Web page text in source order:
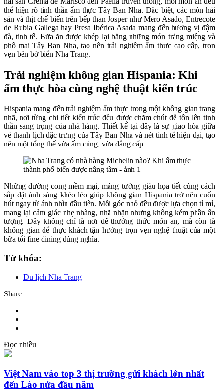
thể hiện rõ tinh thần ẩm thực Tây Ban Nha. Đặc biệt, các món hải
sản và thịt chế biến trên bếp than Josper như Mero Asado, Entrecote
de Rubia Gallega hay Presa Ibérica Asada mang đến hương vị đậm
đà, tinh tế. Bữa ăn được khép lại bằng những món tráng miệng và
phô mai Tây Ban Nha, tạo nên trải nghiệm ẩm thực cao cấp, trọn
vẹn bên bờ biển Nha Trang.
Trải nghiệm không gian Hispania: Khi
ẩm thực hòa cùng nghệ thuật kiến trúc
Hispania mang đến trải nghiệm ẩm thực trong một không gian trang
nhã, nơi từng chi tiết kiến trúc đều được chăm chút để tôn lên tinh
thần sang trọng của nhà hàng. Thiết kế tại đây là sự giao hòa giữa
vẻ thanh lịch đặc trưng của Tây Ban Nha và nét tinh tế hiện đại, tạo
nên một tổng thể vừa ấm cúng, vừa đẳng cấp.
Những đường cong mềm mại, mảng tường giàu họa tiết cùng cách
sắp đặt ánh sáng khéo léo giúp không gian Hispania trở nên cuốn
hút ngay từ ánh nhìn đầu tiên. Mỗi góc nhỏ đều được lựa chọn tỉ mỉ,
mang lại cảm giác nhẹ nhàng, nhã nhặn nhưng không kém phần ấn
tượng. Đây không chỉ là nơi để thưởng thức món ăn, mà còn là
không gian để thực khách tận hưởng trọn vẹn nghệ thuật của một
bữa tối fine dining đúng nghĩa.
Từ khóa:
Du lịch Nha Trang
Share
Đọc nhiều
Việt Nam vào top 3 thị trường gửi khách lớn nhất
đến Lào nửa đầu năm